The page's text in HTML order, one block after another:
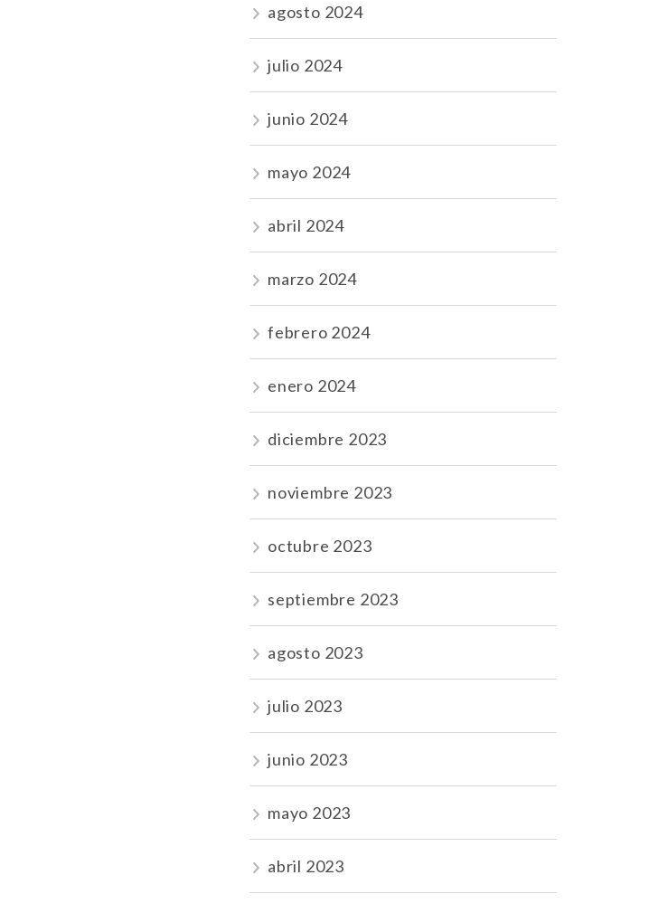
agosto 2024
julio 2024
junio 2024
mayo 2024
abril 2024
marzo 2024
febrero 2024
enero 2024
diciembre 2023
noviembre 2023
octubre 2023
septiembre 2023
agosto 2023
julio 2023
junio 2023
mayo 2023
abril 2023